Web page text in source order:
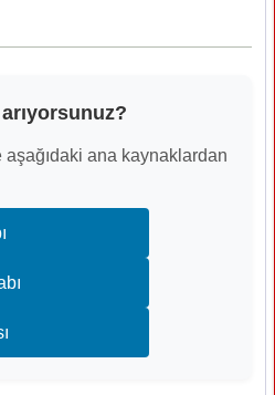
aşağıdaki ana kaynaklardan